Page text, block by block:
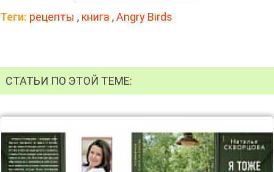
Теги: рецепты , книга ,Angry Birds
СТАТЬИ ПО ЭТОЙ ТЕМЕ: